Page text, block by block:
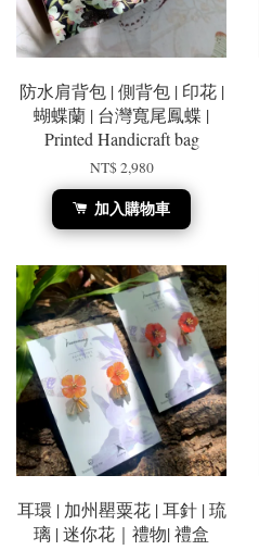
防水肩背包 | 側背包 | 印花 |
蝴蝶蘭 | 台灣寬尾鳳蝶 |
Printed Handicraft bag
NT$ 2,980
加入購物車
耳環 | 加州罌粟花 | 耳針 | 琉
璃 | 迷你花｜禮物| 禮盒